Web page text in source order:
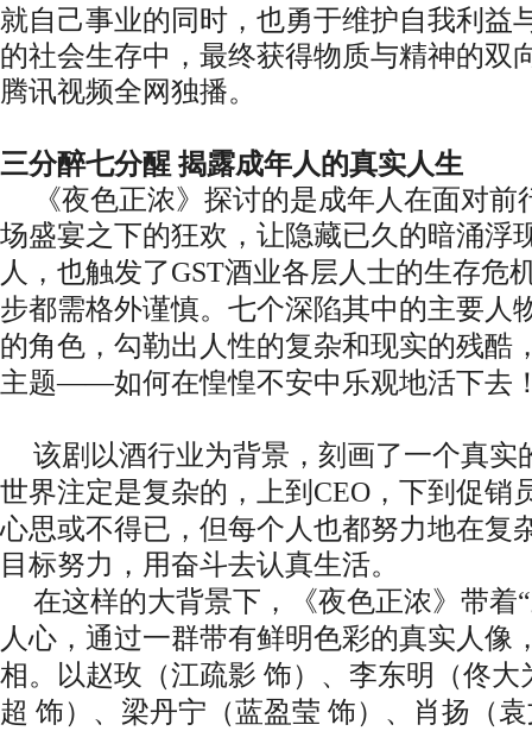
就自己事业的同时 ， 也勇于维护自我利益
的社会生存中，最终获得物质与精神的双
腾讯视频全网独播。
三分醉七分醒 揭露成年人的真实人生
《夜色正浓》探讨的是成年人在面对
场盛宴之下的狂欢，让隐藏已久的暗涌浮
人，也触发了GST酒业各层人士的生存危
步都需格外谨慎。 七个深陷其中的主要人
的角色，勾勒出人性的复杂和现实的残酷
主题——如何在惶惶不安中乐观地活下去
该剧以酒行业为背景，刻画了一个真实
世界注定是复杂的， 上到 CEO，下到促销
心思或不得已，但每个人也都努力地在复
目标努力，用奋斗去认真生活。
在这样的大背景下，《夜色正浓》带着
人心，通过一群带有鲜明色彩的真实人像
相。以赵玫（江疏影 饰）、李东明（佟大
超 饰）、 梁丹宁（蓝盈莹 饰）、肖扬（